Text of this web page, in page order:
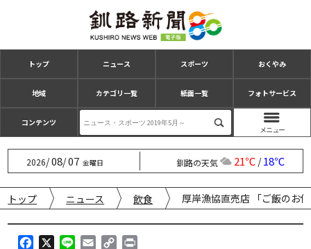
トップ ニュース スポーツ おくやみ
地域 カテゴリ一覧 紙面一覧 フォトサービス
コンテンツ
2026/08/07 金曜日 釧路の天気 21℃/18℃
トップ ニュース 飲食 厚岸漁協直売店 「ご飯のお